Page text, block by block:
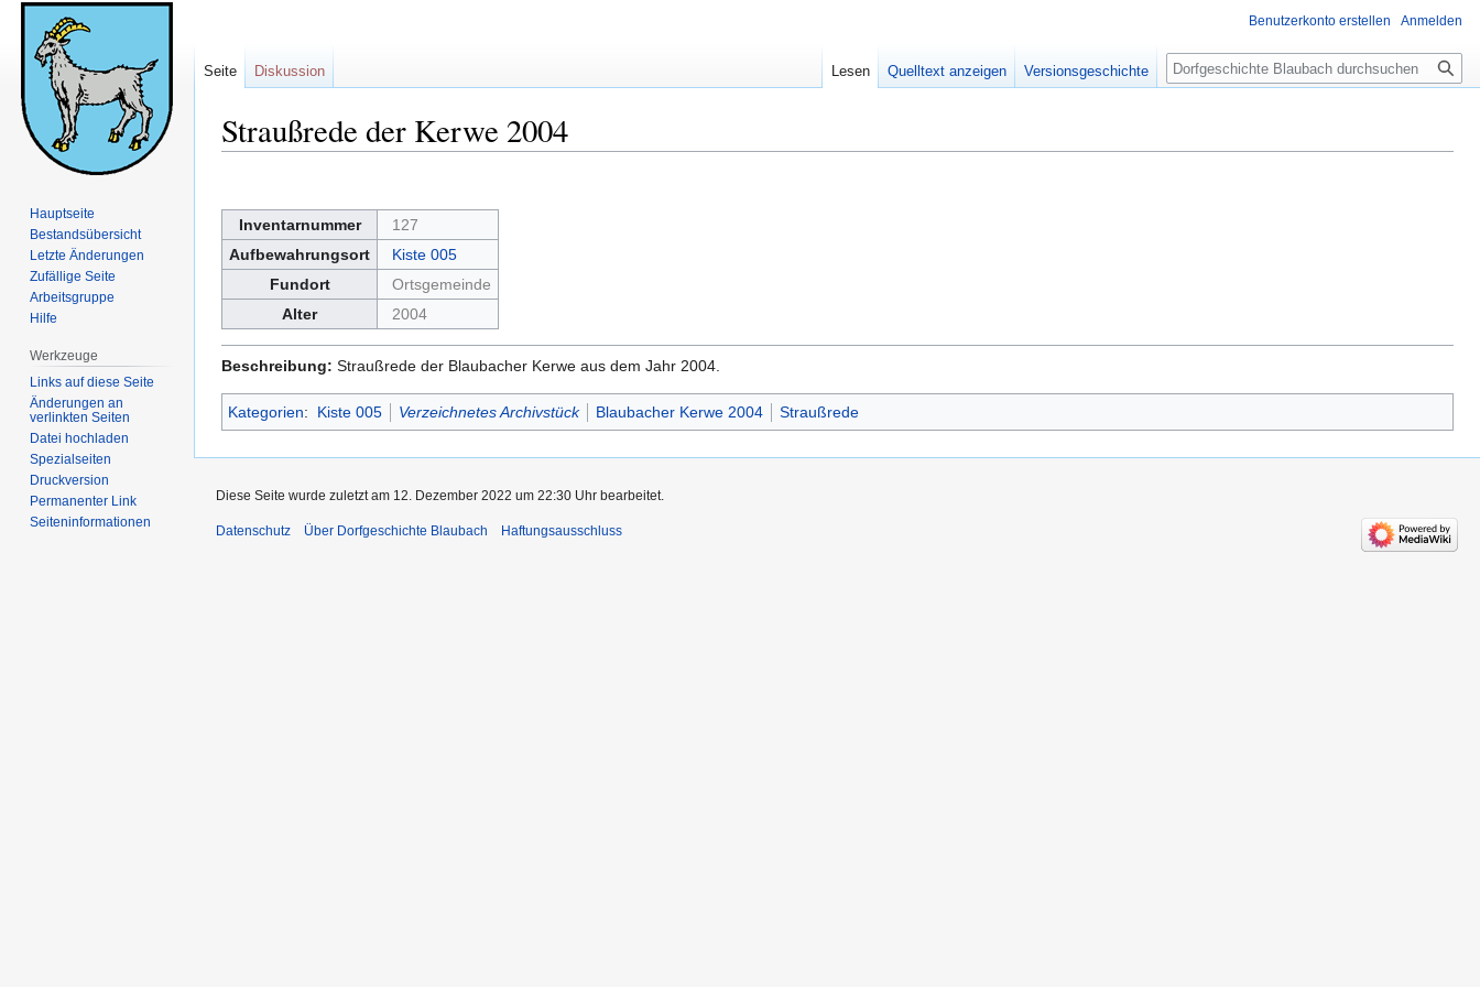
Straußrede der Kerwe 2004
Navigation
springen
Suche
springen
Inventarnummer
127
Aufbewahrungsort
Kiste 005
Fundort
Ortsgemeinde
Alter
2004
Beschreibung: Straußrede der Blaubacher Kerwe aus dem Jahr 2004.
Kategorien: Kiste 005 Verzeichnetes Archivstück Blaubacher Kerwe 2004 Straußrede
Benutzerkonto erstellen Anmelden
Seite Diskussion Lesen Quelltext anzeigen Versionsgeschichte Suche
Hauptseite
Bestandsübersicht
Letzte Änderungen
Zufällige Seite
Arbeitsgruppe
Hilfe
Werkzeuge
Links auf diese Seite
Änderungen an
verlinkten Seiten
Datei hochladen
Spezialseiten
Druckversion
Permanenter Link
Seiten­informationen
Diese Seite wurde zuletzt am 12. Dezember 2022 um 22:30 Uhr bearbeitet.
Datenschutz Über Dorfgeschichte Blaubach Haftungsausschluss